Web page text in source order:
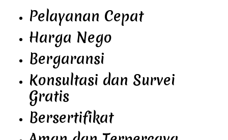
Pelayanan Cepat
Harga Nego
Bergaransi
Konsultasi dan Survei
Gratis
Bersertifikat